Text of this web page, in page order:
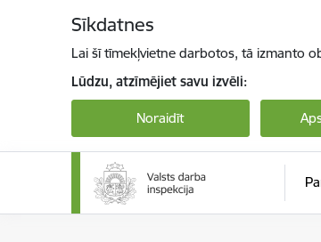
Sīkdatnes
Lai šī tīmekļvietne darbotos, tā izmanto
Lūdzu, atzīmējiet savu izvēli:
Noraidīt